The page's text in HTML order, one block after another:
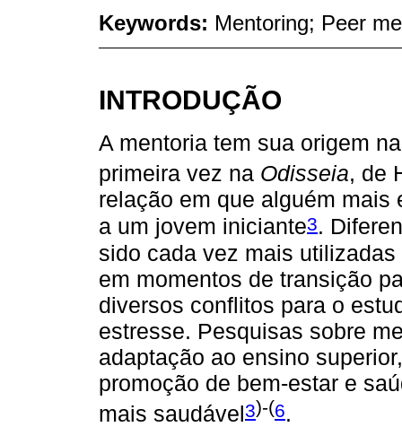
Keywords: Mentoring; Peer
INTRODUÇÃO
A mentoria tem sua origem
primeira vez na Odisseia, de
relação em que alguém mais
a um jovem iniciante3.
sido cada vez mais
em momentos de transição
diversos conflitos para o
estresse. Pesquisas sobre
adaptação ao ensino
promoção de bem-estar e
mais saudável3)-(6.